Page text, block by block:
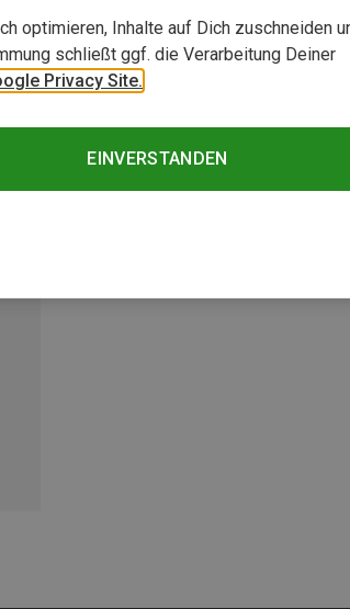
optimieren, Inhalte auf Dich zuschneiden
schließt ggf. die Verarbeitung Deiner
Privacy Site.
EINVERSTANDEN